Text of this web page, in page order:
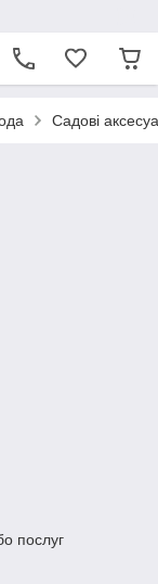
Садові
послуг